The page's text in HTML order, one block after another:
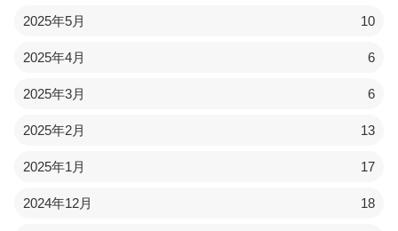
2025年5月 10
2025年4月 6
2025年3月 6
2025年2月 13
2025年1月 17
2024年12月 18